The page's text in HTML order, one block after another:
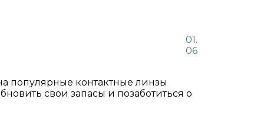
01.
06
популярные контактные линзы
свои запасы и позаботиться о